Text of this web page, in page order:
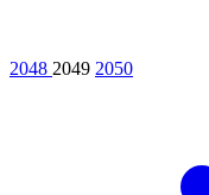
2048 2049 2050